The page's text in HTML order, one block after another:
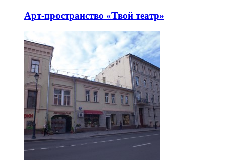
Арт-пространство «Твой театр»